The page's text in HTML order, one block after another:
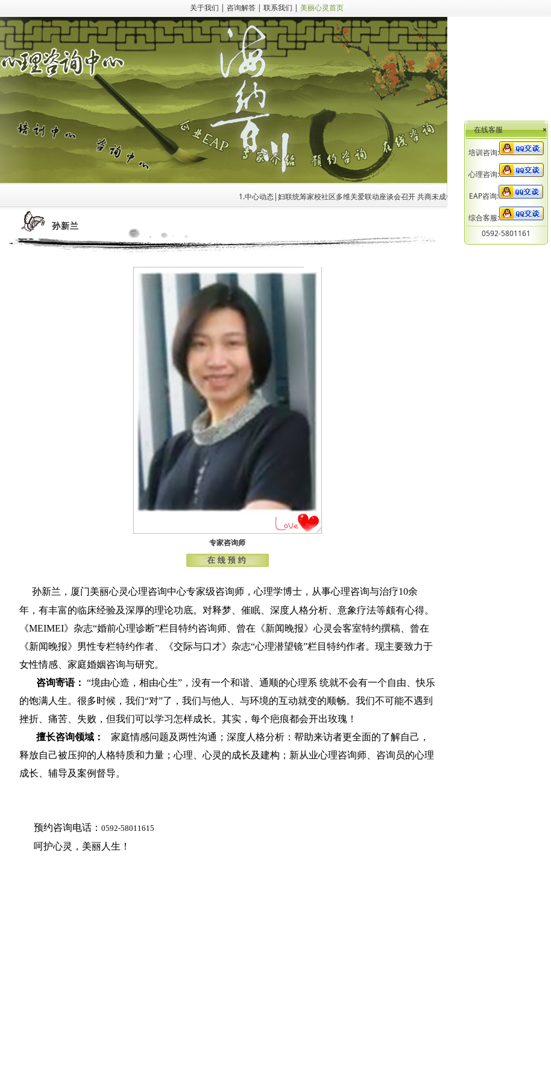
关于我们 | 咨询解答 | 联系我们 | 美丽心灵首页
1.中心动态|妇联统筹家校社区多维关爱联动座谈会召开 共商未成年人心理健康家校社医协同新路径2.
孙新兰
专家咨询师
孙新兰，厦门美丽心灵心理咨询中心专家级咨询师，心理学博士，从事心理咨询与治疗10余
年，有丰富的临床经验及深厚的理论功底。对释梦、催眠、深度人格分析、意象疗法等颇有心得。
《MEIMEI》杂志“婚前心理诊断”栏目特约咨询师、曾在《新闻晚报》心灵会客室特约撰稿、曾在
《新闻晚报》男性专栏特约作者、《交际与口才》杂志“心理潜望镜”栏目特约作者。现主要致力于
女性情感、家庭婚姻咨询与研究。
咨询寄语： “境由心造，相由心生” ，没有一个和谐、通顺的心理系 统就不会有一个自由、快乐
的饱满人生。很多时候，我们“对”了，我们与他人、与环境的互动就变的顺畅。我们不可能不遇到
挫折、痛苦、失败，但我们可以学习怎样成长。其实，每个疤痕都会开出玫瑰！
擅长咨询领域：
家庭情感问题及两性沟通；深度人格分析：帮助来访者更全面的了解自己，
释放自己被压抑的人格特质和力量；心理、心灵的成长及建构；新从业心理咨询师、咨询员的心理
成长、辅导及案例督导。
预约咨询电话： 0592-58011615
呵护心灵，美丽人生！
在线客服 ×
培训咨询:
心理咨询:
EAP咨询:
综合客服:
0592-5801161